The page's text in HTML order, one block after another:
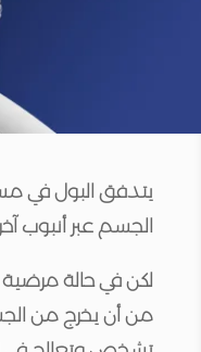
يتدفق البول في
الجسم عبر أنبوب
لكن في حالة مرضية
من أن يخرج من